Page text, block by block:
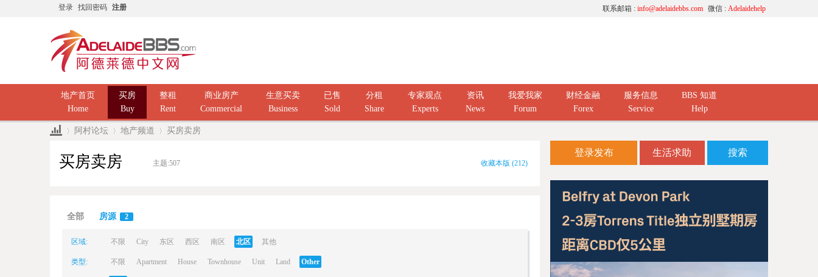
登录 找回密码 注册 微信 : Adelaidehelp
联系邮箱 : info@adelaidebbs.com
地产首页
Home
买房
Buy
整租
Rent
商业房产
Commercial
生意买卖
Business
已售
Sold
分租
Share
专家观点
Experts
资讯
News
我爱我家
Forum
财经金融
Forex
服务信息
Service
BBS 知道
Help
阿村论坛 地产频道 买房卖房
买房卖房 主题:507 收藏本版 (212)
全部 房源 2
区域: 不限 City 东区 西区 南区 北区 其他
类型: 不限 Apartment House Townhouse Unit Land Other
登录发布 生活求助 搜索